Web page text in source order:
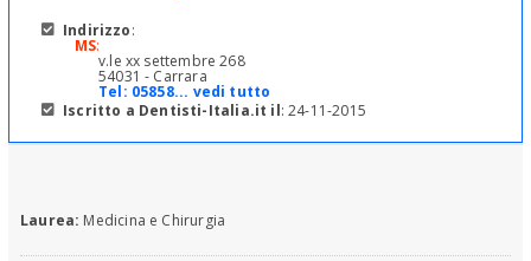
Indirizzo:
MS:
v.le xx settembre 268
54031 - Carrara
Tel: 05858... vedi tutto
Iscritto a Dentisti-Italia.it il: 24-11-2015
Laurea: Medicina e Chirurgia